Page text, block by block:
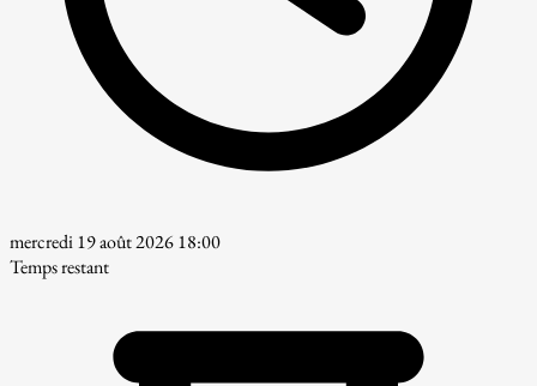
mercredi 19 août 2026 18:00
Temps restant